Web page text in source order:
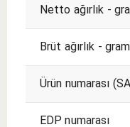
Netto ağırlık -
Brüt ağırlık - gram
Ürün numarası
EDP numarası